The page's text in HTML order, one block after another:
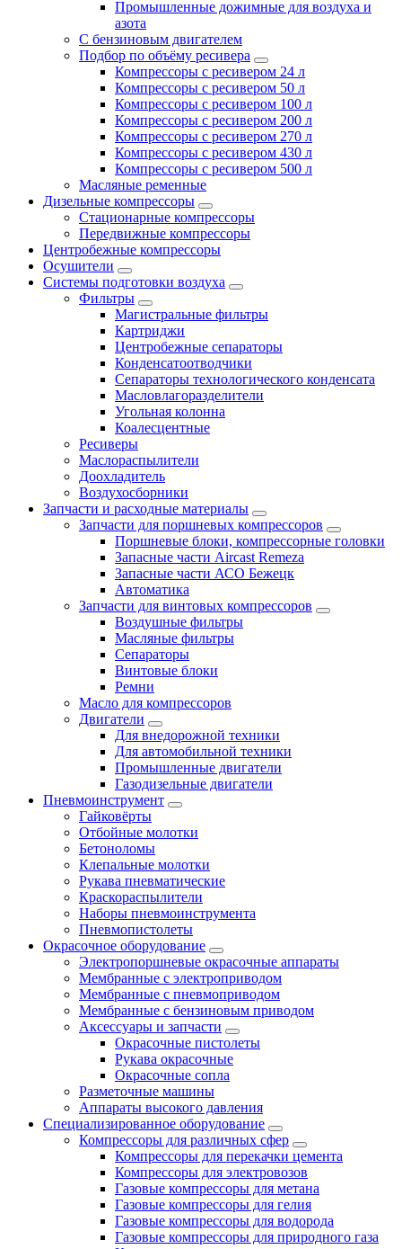
Промышленные дожимные для воздуха и
азота
С бензиновым двигателем
Подбор по объёму ресивера
Компрессоры с ресивером 24 л
Компрессоры с ресивером 50 л
Компрессоры с ресивером 100 л
Компрессоры с ресивером 200 л
Компрессоры с ресивером 270 л
Компрессоры с ресивером 430 л
Компрессоры с ресивером 500 л
Масляные ременные
Дизельные компрессоры
Стационарные компрессоры
Передвижные компрессоры
Центробежные компрессоры
Осушители
Системы подготовки воздуха
Фильтры
Магистральные фильтры
Картриджи
Центробежные сепараторы
Конденсатоотводчики
Сепараторы технологического конденсата
Масловлагоразделители
Угольная колонна
Коалесцентные
Ресиверы
Маслораспылители
Доохладитель
Воздухосборники
Запчасти и расходные материалы
Запчасти для поршневых компрессоров
Поршневые блоки, компрессорные головки
Запасные части Aircast Remeza
Запасные части АСО Бежецк
Автоматика
Запчасти для винтовых компрессоров
Воздушные фильтры
Масляные фильтры
Сепараторы
Винтовые блоки
Ремни
Масло для компрессоров
Двигатели
Для внедорожной техники
Для автомобильной техники
Промышленные двигатели
Газодизельные двигатели
Пневмоинструмент
Гайковёрты
Отбойные молотки
Бетоноломы
Клепальные молотки
Рукава пневматические
Краскораспылители
Наборы пневмоинструмента
Пневмопистолеты
Окрасочное оборудование
Электропоршневые окрасочные аппараты
Мембранные с электроприводом
Мембранные с пневмоприводом
Мембранные с бензиновым приводом
Аксессуары и запчасти
Окрасочные пистолеты
Рукава окрасочные
Окрасочные сопла
Разметочные машины
Аппараты высокого давления
Специализированное оборудование
Компрессоры для различных сфер
Компрессоры для перекачки цемента
Компрессоры для электровозов
Газовые компрессоры для метана
Газовые компрессоры для гелия
Газовые компрессоры для водорода
Газовые компрессоры для природного газа